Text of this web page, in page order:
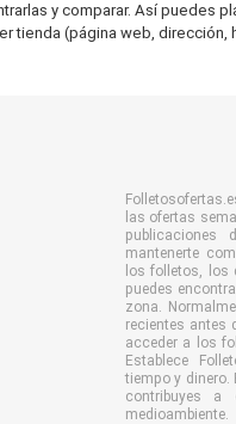
y comparar. Así puedes
tienda (página web,
las ofertas
publicaciones
mantenerte
los folletos, los
puedes
zona.
recientes antes
acceder a los
Establece
tiempo y dinero.
contribuyes a
medioambiente.